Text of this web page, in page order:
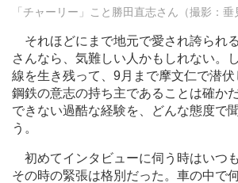
「チャーリー」こと勝田直志さん（撮影：垂
それほどにまで地元で愛され誇られ
さんなら、気難しい人かもしれない。
線を生き残って、9月まで摩文仁で潜伏
鋼鉄の意志の持ち主であることは確か
できない過酷な経験を、どんな態度で
う。
初めてインタビューに伺う時はいつ
その時の緊張は格別だった。車の中で